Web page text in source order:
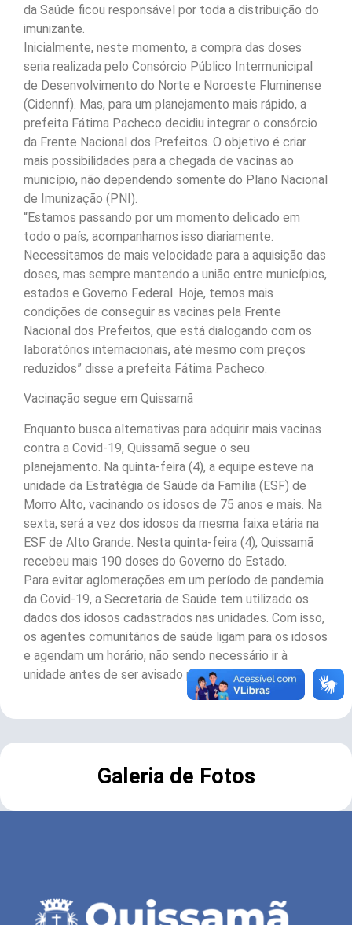
da Saúde ficou responsável por toda a distribuição do
imunizante.
Inicialmente, neste momento, a compra das doses
seria realizada pelo Consórcio Público Intermunicipal
de Desenvolvimento do Norte e Noroeste Fluminense
(Cidennf). Mas, para um planejamento mais rápido, a
prefeita Fátima Pacheco decidiu integrar o consórcio
da Frente Nacional dos Prefeitos. O objetivo é criar
mais possibilidades para a chegada de vacinas ao
município, não dependendo somente do Plano Nacional
de Imunização (PNI).
“Estamos passando por um momento delicado em
todo o país, acompanhamos isso diariamente.
Necessitamos de mais velocidade para a aquisição das
doses, mas sempre mantendo a união entre municípios,
estados e Governo Federal. Hoje, temos mais
condições de conseguir as vacinas pela Frente
Nacional dos Prefeitos, que está dialogando com os
laboratórios internacionais, até mesmo com preços
reduzidos” disse a prefeita Fátima Pacheco.
Vacinação segue em Quissamã
Enquanto busca alternativas para adquirir mais vacinas
contra a Covid-19, Quissamã segue o seu
planejamento. Na quinta-feira (4), a equipe esteve na
unidade da Estratégia de Saúde da Família (ESF) de
Morro Alto, vacinando os idosos de 75 anos e mais. Na
sexta, será a vez dos idosos da mesma faixa etária na
ESF de Alto Grande. Nesta quinta-feira (4), Quissamã
recebeu mais 190 doses do Governo do Estado.
Para evitar aglomerações em um período de pandemia
da Covid-19, a Secretaria de Saúde tem utilizado os
dados dos idosos cadastrados nas unidades. Com isso,
os agentes comunitários de saúde ligam para os idosos
e agendam um horário, não sendo necessário ir à
unidade antes de ser avisado pelo agente.
Galeria de Fotos